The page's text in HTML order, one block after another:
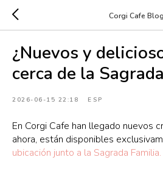
Corgi Cafe Blog
¿Nuevos y
cerca de la
2026-06-15 22:18 ESP
En Corgi Cafe han llegado nuevos
ahora, están disponibles
ubicación junto a la Sagrada Familia.